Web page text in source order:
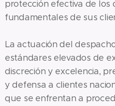
protección efectiva de los
fundamentales de sus
La actuación del
estándares elevados de
discreción y excelencia,
y defensa a clientes
que se enfrentan a